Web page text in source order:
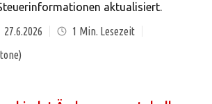
aktualisiert.
27.6.2026 1 Min. Lesezeit